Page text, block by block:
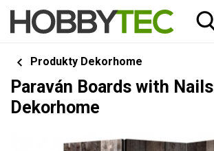
Produkty Dekorhome
Paraván Boards with Nails
Dekorhome